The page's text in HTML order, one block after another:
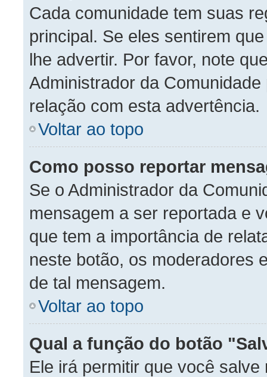
Cada comunidade tem suas
principal. Se eles sentirem
lhe advertir. Por favor, note
Administrador da
relação com esta advertência.
Voltar ao topo
Como posso reportar
Se o Administrador da
mensagem a ser reportada e
que tem a importância de
neste botão, os moderadores
de tal mensagem.
Voltar ao topo
Qual a função do botão
Ele irá permitir que você